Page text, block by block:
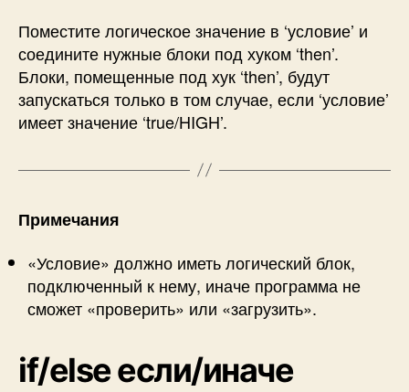
Поместите логическое значение в ‘условие’ и
соедините нужные блоки под хуком ‘then’.
Блоки, помещенные под хук ‘then’, будут
запускаться только в том случае, если ‘условие’
имеет значение ‘true/HIGH’.
Примечания
«Условие» должно иметь логический блок,
подключенный к нему, иначе программа не
сможет «проверить» или «загрузить».
if/else если/иначе